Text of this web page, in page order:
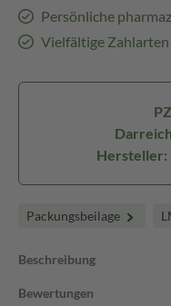
Persönliche
Vielfältige Zahlarten
Hersteller:
Packungsbeilage
Beschreibung
Bewertungen